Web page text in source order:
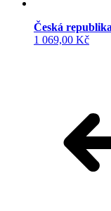
Česká
1 069,00 Kč